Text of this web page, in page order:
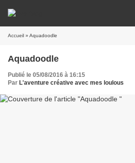
Accueil » Aquadoodle
Aquadoodle
Publié le 05/08/2016 à 16:15
Par L'aventure créative avec mes loulous